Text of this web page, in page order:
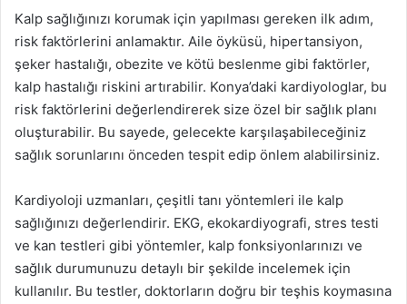
Kalp sağlığınızı korumak için yapılması gereken ilk adım,
risk faktörlerini anlamaktır. Aile öyküsü, hipertansiyon,
şeker hastalığı, obezite ve kötü beslenme gibi faktörler,
kalp hastalığı riskini artırabilir. Konya’daki kardiyologlar, bu
risk faktörlerini değerlendirerek size özel bir sağlık planı
oluşturabilir. Bu sayede, gelecekte karşılaşabileceğiniz
sağlık sorunlarını önceden tespit edip önlem alabilirsiniz.
Kardiyoloji uzmanları, çeşitli tanı yöntemleri ile kalp
sağlığınızı değerlendirir. EKG, ekokardiyografi, stres testi
ve kan testleri gibi yöntemler, kalp fonksiyonlarınızı ve
sağlık durumunuzu detaylı bir şekilde incelemek için
kullanılır. Bu testler, doktorların doğru bir teşhis koymasına